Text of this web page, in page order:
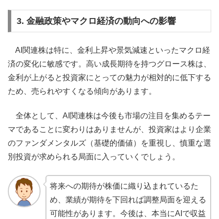
3. 金融政策やマクロ経済の動向への影響
AI関連株は特に、金利上昇や景気減速といったマクロ経
済の変化に敏感です。高い成長期待を持つグロース株は、
金利が上がると投資家にとっての魅力が相対的に低下する
ため、売られやすくなる傾向があります。
全体として、AI関連株は今後も市場の注目を集めるテー
マであることに変わりはありませんが、投資家はより企業
のファンダメンタルズ（基礎的価値）を重視し、慎重な選
別投資が求められる局面に入っていくでしょう。
将来への期待が株価に織り込まれているた
め、業績が期待を下回れば調整局面を迎える
可能性があります。今後は、本当にAIで収益